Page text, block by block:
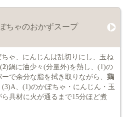
ちゃのおかずスープ
ゃ、にんじんは乱切りにし、玉ね
2)鍋に油少々(分量外)を熱し、(1)の
で余分な脂を拭き取りながら、 鶏
、(1)のかぼちゃ・にんじん・玉
具材に火が通るまで15分ほど煮